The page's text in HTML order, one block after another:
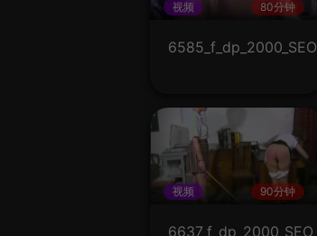
视频 80分钟
6585_f_dp_2000_SEO
视频 90分钟
6637_f_dp_2000_SEO